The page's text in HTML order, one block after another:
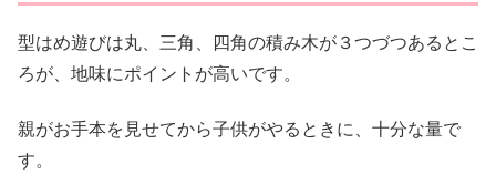
型はめ遊びは丸、三角、四角の積み木が３つづつあるとこ
ろが、地味にポイントが高いです。
親がお手本を見せてから子供がやるときに、十分な量で
す。